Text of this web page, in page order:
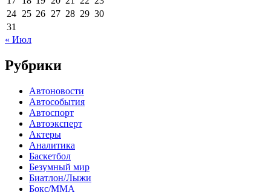
24 25 26 27 28 29 30
31
« Июл
Рубрики
Автоновости
Автособытия
Автоспорт
Автоэксперт
Актеры
Аналитика
Баскетбол
Безумный мир
Биатлон/Лыжи
Бокс/MMA